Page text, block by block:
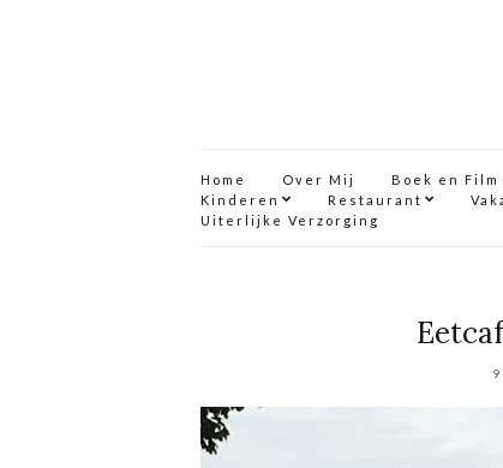
Home Over Mij Boek en
Kinderen
Restaurant
Uiterlijke Verzorging